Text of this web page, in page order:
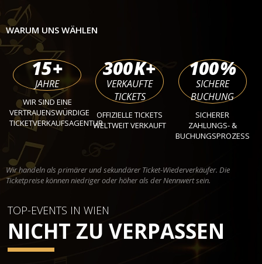
WARUM UNS WÄHLEN
15+
JAHRE
WIR SIND EINE
VERTRAUENSWÜRDIGE
TICKETVERKAUFSAGENTUR
300K+
VERKAUFTE
TICKETS
OFFIZIELLE TICKETS
WELTWEIT VERKAUFT
100%
SICHERE
BUCHUNG
SICHERER
ZAHLUNGS- &
BUCHUNGSPROZESS
Wir handeln als primärer und sekundärer Ticket-Wiederverkäufer. Die
Ticketpreise können niedriger oder höher als der Nennwert sein.
TOP-EVENTS IN WIEN
NICHT ZU VERPASSEN